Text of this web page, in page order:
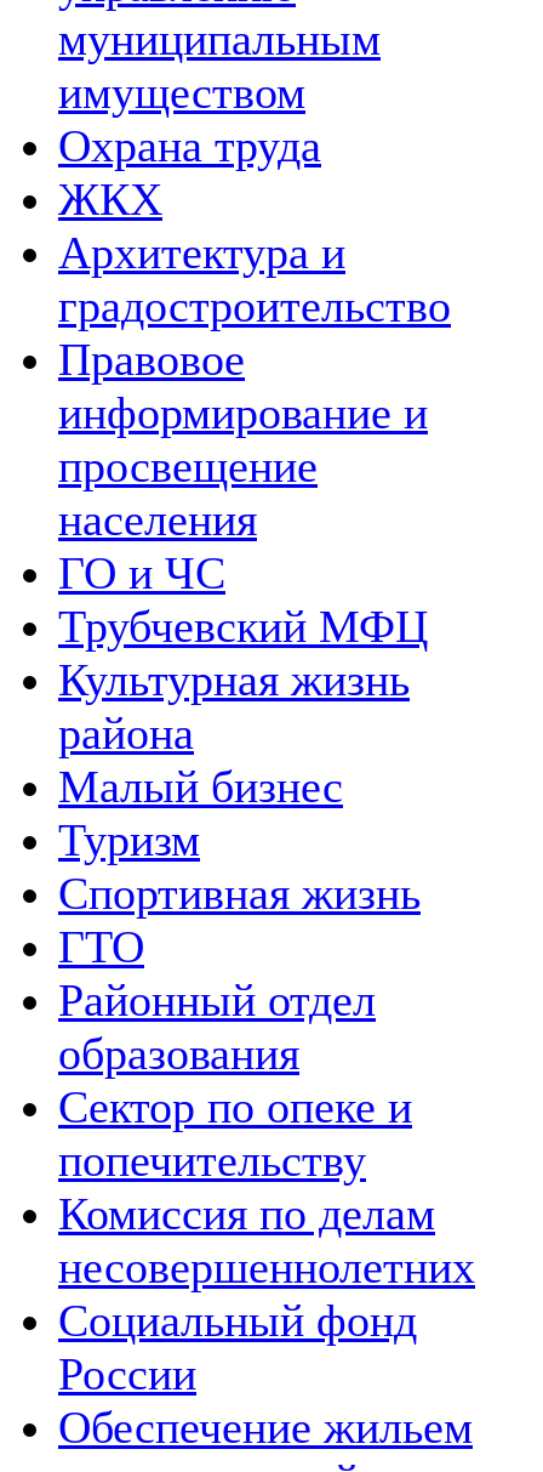
муниципальным
имуществом
Охрана труда
ЖКХ
Архитектура и
градостроительство
Правовое
информирование и
просвещение
населения
ГО и ЧС
Трубчевский МФЦ
Культурная жизнь
района
Малый бизнес
Туризм
Спортивная жизнь
ГТО
Районный отдел
образования
Сектор по опеке и
попечительству
Комиссия по делам
несовершеннолетних
Социальный фонд
России
Обеспечение жильем